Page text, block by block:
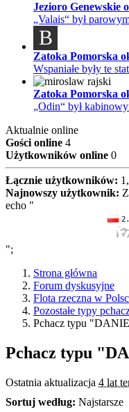
Jezioro Genewskie
„Valais“ był
B
Zatoka Pomorska
Wspaniałe były te
Zatoka Pomorska
„Odin“ był
Aktualnie online
Gości online 4
Użytkowników online 0
Łącznie użytkowników:
Najnowszy użytkownik:
echo "
";
Strona główna
Forum dyskusyjne
Flota rzeczna w
Pozostałe typy
Pchacz typu
Pchacz typu
Ostatnia aktualizacja 4 lat
Sortuj według: Najstarsze